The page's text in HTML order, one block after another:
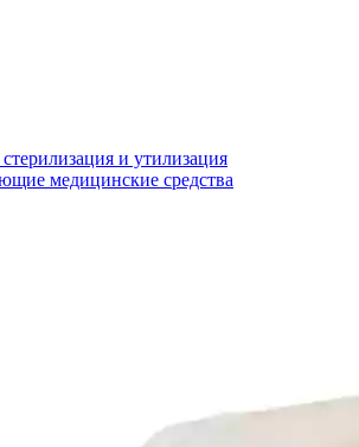
и утилизация
медицинские средства